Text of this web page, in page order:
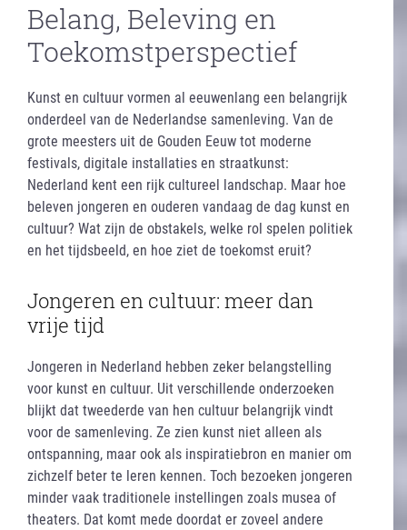
Belang, Beleving en
Toekomstperspectief
Kunst en cultuur vormen al eeuwenlang een belangrijk
onderdeel van de Nederlandse samenleving. Van de
grote meesters uit de Gouden Eeuw tot moderne
festivals, digitale installaties en straatkunst:
Nederland kent een rijk cultureel landschap. Maar hoe
beleven jongeren en ouderen vandaag de dag kunst en
cultuur? Wat zijn de obstakels, welke rol spelen politiek
en het tijdsbeeld, en hoe ziet de toekomst eruit?
Jongeren en cultuur: meer dan
vrije tijd
Jongeren in Nederland hebben zeker belangstelling
voor kunst en cultuur. Uit verschillende onderzoeken
blijkt dat tweederde van hen cultuur belangrijk vindt
voor de samenleving. Ze zien kunst niet alleen als
ontspanning, maar ook als inspiratiebron en manier om
zichzelf beter te leren kennen. Toch bezoeken jongeren
minder vaak traditionele instellingen zoals musea of
theaters. Dat komt mede doordat er zoveel andere